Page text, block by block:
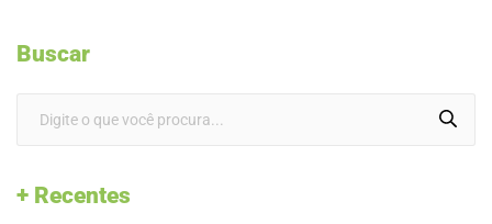
Buscar
+ Recentes